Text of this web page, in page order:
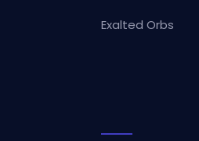
Exalted Orbs